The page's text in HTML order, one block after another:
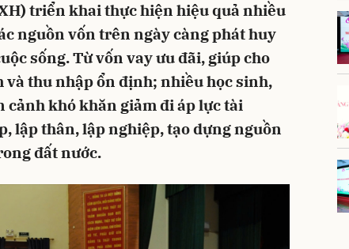
triển khai thực hiện hiệu quả nhiều
nguồn vốn trên ngày càng phát huy
sống. Từ vốn vay ưu đãi, giúp cho
và thu nhập ổn định; nhiều học sinh,
cảnh khó khăn giảm đi áp lực tài
lập thân, lập nghiệp, tạo dựng nguồn
đất nước.